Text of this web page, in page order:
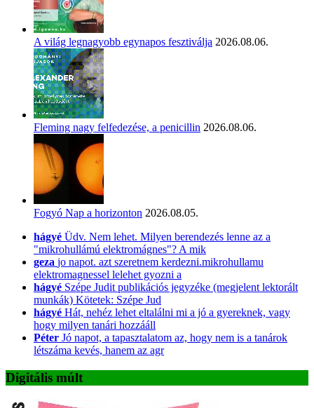
A világ legnagyobb egynapos fesztiválja 2026.08.06.
Fleming nagy felfedezése, a penicillin 2026.08.06.
Fogyó Nap a horizonton 2026.08.05.
hágyé Üdv. Nem lehet. Milyen berendezés lenne az a
"mikrohullámú elektromágnes"? A mik
geza jo napot. azt szeretnem kerdezni.mikrohullamu
elektromagnessel lelehet gyozni a
hágyé Szépe Judit publikációs jegyzéke (megjelent lektorált
munkák) Kötetek: Szépe Jud
hágyé Hát, nehéz lehet eltalálni mi a jó a gyereknek, vagy
hogy milyen tanári hozzááll
Péter Jó napot, a tapasztalatom az, hogy nem is a tanárok
létszáma kevés, hanem az agr
Digitális múlt